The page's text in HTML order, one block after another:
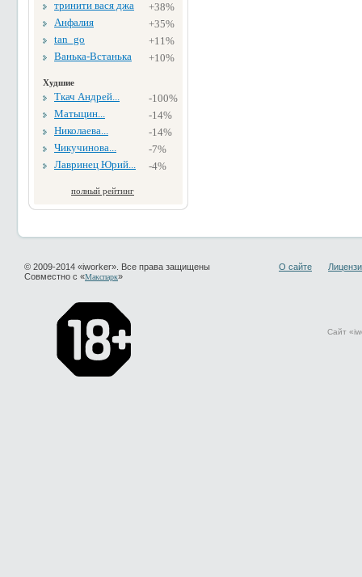
тринити вася джа
+38%
Анфалия
+35%
tan_go
+11%
Ванька-Встанька
+10%
Худшие
Ткач Андрей...
-100%
Матыцин...
-14%
Николаева...
-14%
Чикучинова...
-7%
Лавринец Юрий...
-4%
полный рейтинг
© 2009-2014 «iworker». Все права защищены
Совместно с «Макспарк»
О сайте
Сайт